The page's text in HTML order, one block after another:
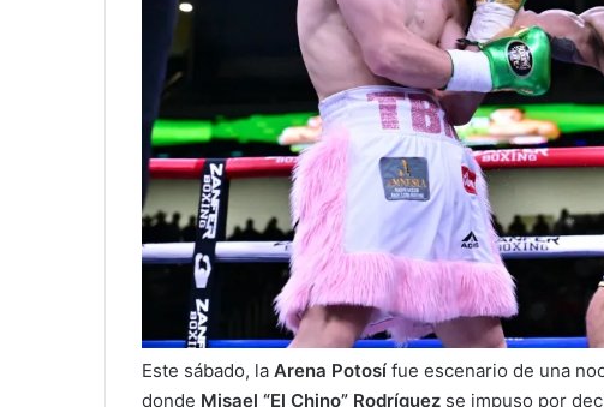
Este sábado, la Arena Potosí fue escenario de una
donde Misael “El Chino” Rodríguez se impuso por